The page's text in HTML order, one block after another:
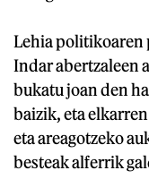
Lehia politikoaren
Indar abertzaleen
bukatu joan den
baizik, eta
eta areagotzeko
besteak alferrik